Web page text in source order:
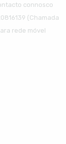
connosco
(Chamada
rede móvel